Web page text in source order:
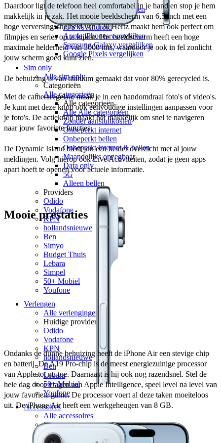
Alle Toestelvergelijkingen
Apple vs Samsung
iOS vs Android
Apple iPhones vergelijken
Samsung Galaxy vergelijken
Google Pixels vergelijken
Sim only
Alle sim only
Categorieën
Alle categorieën
Alle categorieën
Alle Alle categorieën
Zonder aansluitkosten
Onbeperkt internet
Onbeperkt bellen
Onbeperkt internet & bellen
Maandelijks opzegbaar
Data only
5G
Alleen bellen
Providers
Odido
Vodafone
KPN
hollandsnieuwe
Ben
Simyo
Budget Thuis
Lebara
Simpel
50+ Mobiel
Youfone
Verlengen
Alle verlengingen
Huidige provider
Odido
Vodafone
KPN
hollandsnieuwe
Ben
Lebara
50+ Mobiel
Youfone
Accessoires
Alle accessoires
Elektronica
Oordopjes
Daardoor ligt de telefoon heel comfortabel in je hand en stop je hem
makkelijk in je zak. Het mooie beeldscherm van 6,5 inch met een
hoge verversingssnelheid van 120 Hertz maakt hem ook perfect om
filmpjes en series op te kijken. Het beeldscherm heeft een hoge
maximale helderheid van 3000 nits, waardoor je ook in fel zonlicht
De behuizing is van titanium gemaakt dat voor 80% gerecycled is.
Met de cameraregelaar maak je in een handomdraai foto's of video's.
Je kunt met deze knop ook eenvoudige instellingen aanpassen voor
je foto's. De actieknop maakt het makkelijk om snel te navigeren
De Dynamic Island biedt jou een helder overzicht met al jouw
meldingen. Volg hierop ook Live Activiteiten, zodat je geen apps
apart hoeft te openen voor actuele informatie.
Mooie prestaties
Ondanks de dunne behuizing heeft de iPhone Air een stevige chip
en batterij. De A19 Pro-chip is de meest energiezuinige processor
van Apple tot nu toe. Daarnaast is hij ook nog razendsnel. Stel de
hele dag door vragen aan Apple Intelligence, speel level na level van
jouw favoriete game. De processor voert al deze taken moeiteloos
uit. De iPhone Air heeft een werkgeheugen van 8 GB.